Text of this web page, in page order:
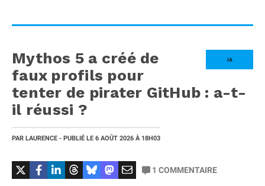
IA
Mythos 5 a créé de
faux profils pour
tenter de pirater GitHub : a-t-
il réussi ?
PAR LAURENCE - PUBLIÉ LE 6 AOÛT 2026 À 18H03
1 COMMENTAIRE